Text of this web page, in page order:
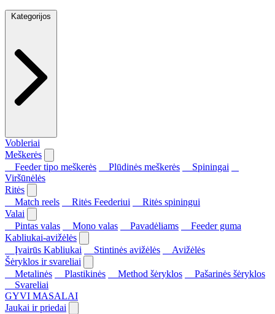
Kategorijos
Vobleriai
Meškerės
Feeder tipo meškerės
Plūdinės meškerės
Spiningai
Viršūnėlės
Ritės
Match reels
Ritės Feederiui
Ritės spiningui
Valai
Pintas valas
Mono valas Pavadėliams
Feeder guma
Kabliukai-avižėlės
Įvairūs Kabliukai
Stintinės avižėlės
Avižėlės
Šėryklos ir svareliai
Metalinės
Plastikinės Method šėryklos
Pašarinės šėryklos
Svareliai
GYVI MASALAI
Jaukai ir priedai